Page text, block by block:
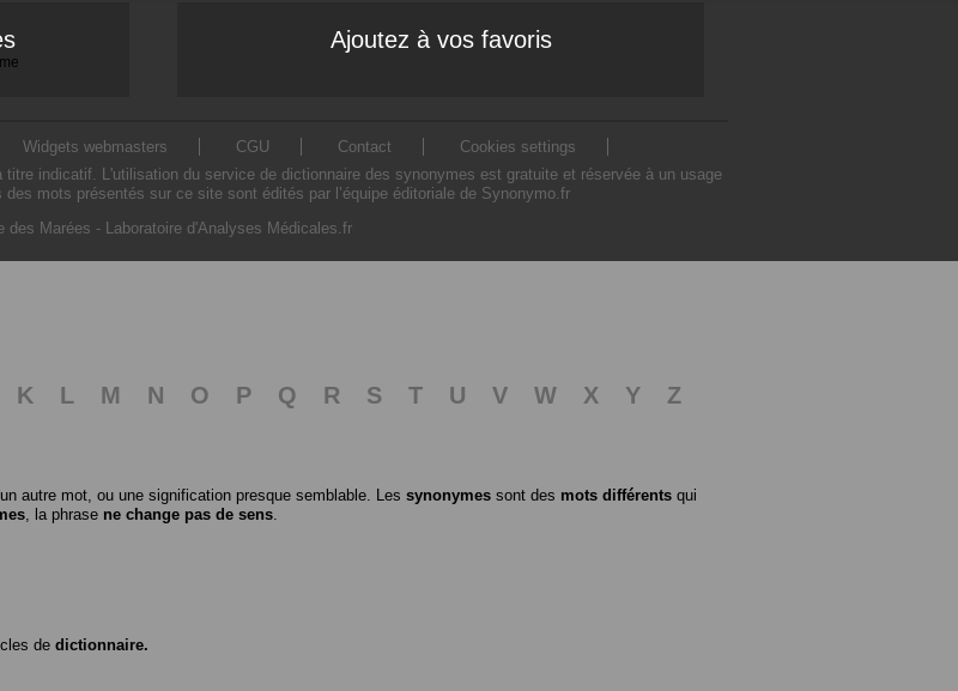
Ajoutez à vos favoris
Widgets webmasters CGU Contact
Cookies settings
indicatif. L'utilisation du service de dictionnaire des synonymes est gratuite et réservée à un usage
mots présentés sur ce site sont édités par l’équipe éditoriale de Synonymo.fr
des Marées - Laboratoire d'Analyses Médicales.fr
K L M N O P Q R S T U V W X Y
Z
autre mot, ou une signification presque semblable. Les synonymes sont des mots différents qui
, la phrase ne change pas de sens
de dictionnaire.